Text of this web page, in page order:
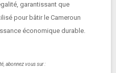
garantissant que
pour bâtir le Cameroun
économique durable.
abonnez vous sur :